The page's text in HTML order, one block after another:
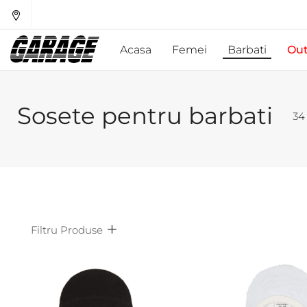
Acasa Femei Barbati
Sosete pentru barbati
Filtru Produse
Afiseaza doar produsele in oferta!
Brand